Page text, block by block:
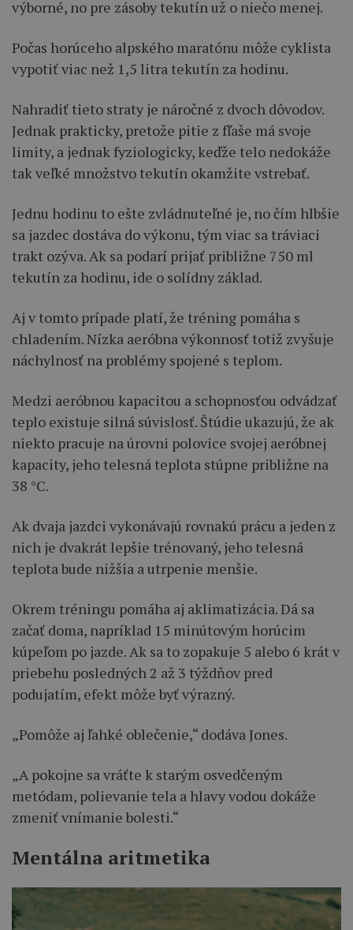
výborné, no pre zásoby tekutín už o niečo menej.
Počas horúceho alpského maratónu môže cyklista
vypotiť viac než 1,5 litra tekutín za hodinu.
Nahradiť tieto straty je náročné z dvoch dôvodov.
Jednak prakticky, pretože pitie z fľaše má svoje
limity, a jednak fyziologicky, keďže telo nedokáže
tak veľké množstvo tekutín okamžite vstrebať.
Jednu hodinu to ešte zvládnuteľné je, no čím hlbšie
sa jazdec dostáva do výkonu, tým viac sa tráviaci
trakt ozýva. Ak sa podarí prijať približne 750 ml
tekutín za hodinu, ide o solídny základ.
Aj v tomto prípade platí, že tréning pomáha s
chladením. Nízka aeróbna výkonnosť totiž zvyšuje
náchylnosť na problémy spojené s teplom.
Medzi aeróbnou kapacitou a schopnosťou odvádzať
teplo existuje silná súvislosť. Štúdie ukazujú, že ak
niekto pracuje na úrovni polovice svojej aeróbnej
kapacity, jeho telesná teplota stúpne približne na
38 °C.
Ak dvaja jazdci vykonávajú rovnakú prácu a jeden z
nich je dvakrát lepšie trénovaný, jeho telesná
teplota bude nižšia a utrpenie menšie.
Okrem tréningu pomáha aj aklimatizácia. Dá sa
začať doma, napríklad 15 minútovým horúcim
kúpeľom po jazde. Ak sa to zopakuje 5 alebo 6 krát v
priebehu posledných 2 až 3 týždňov pred
podujatím, efekt môže byť výrazný.
„Pomôže aj ľahké oblečenie,“ dodáva Jones.
„A pokojne sa vráťte k starým osvedčeným
metódam, polievanie tela a hlavy vodou dokáže
zmeniť vnímanie bolesti.“
Mentálna aritmetika